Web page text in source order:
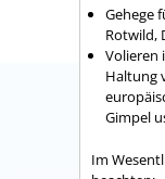
Gehege
Rotwild,
Volieren
Haltung
Gimpel
Im